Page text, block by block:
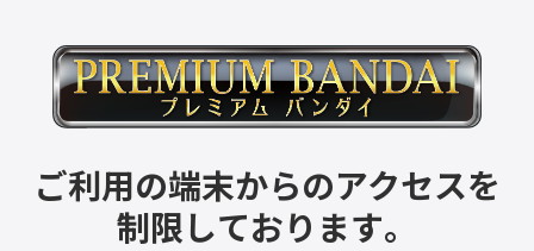
ご利用の端末からのアクセスを
制限しております。